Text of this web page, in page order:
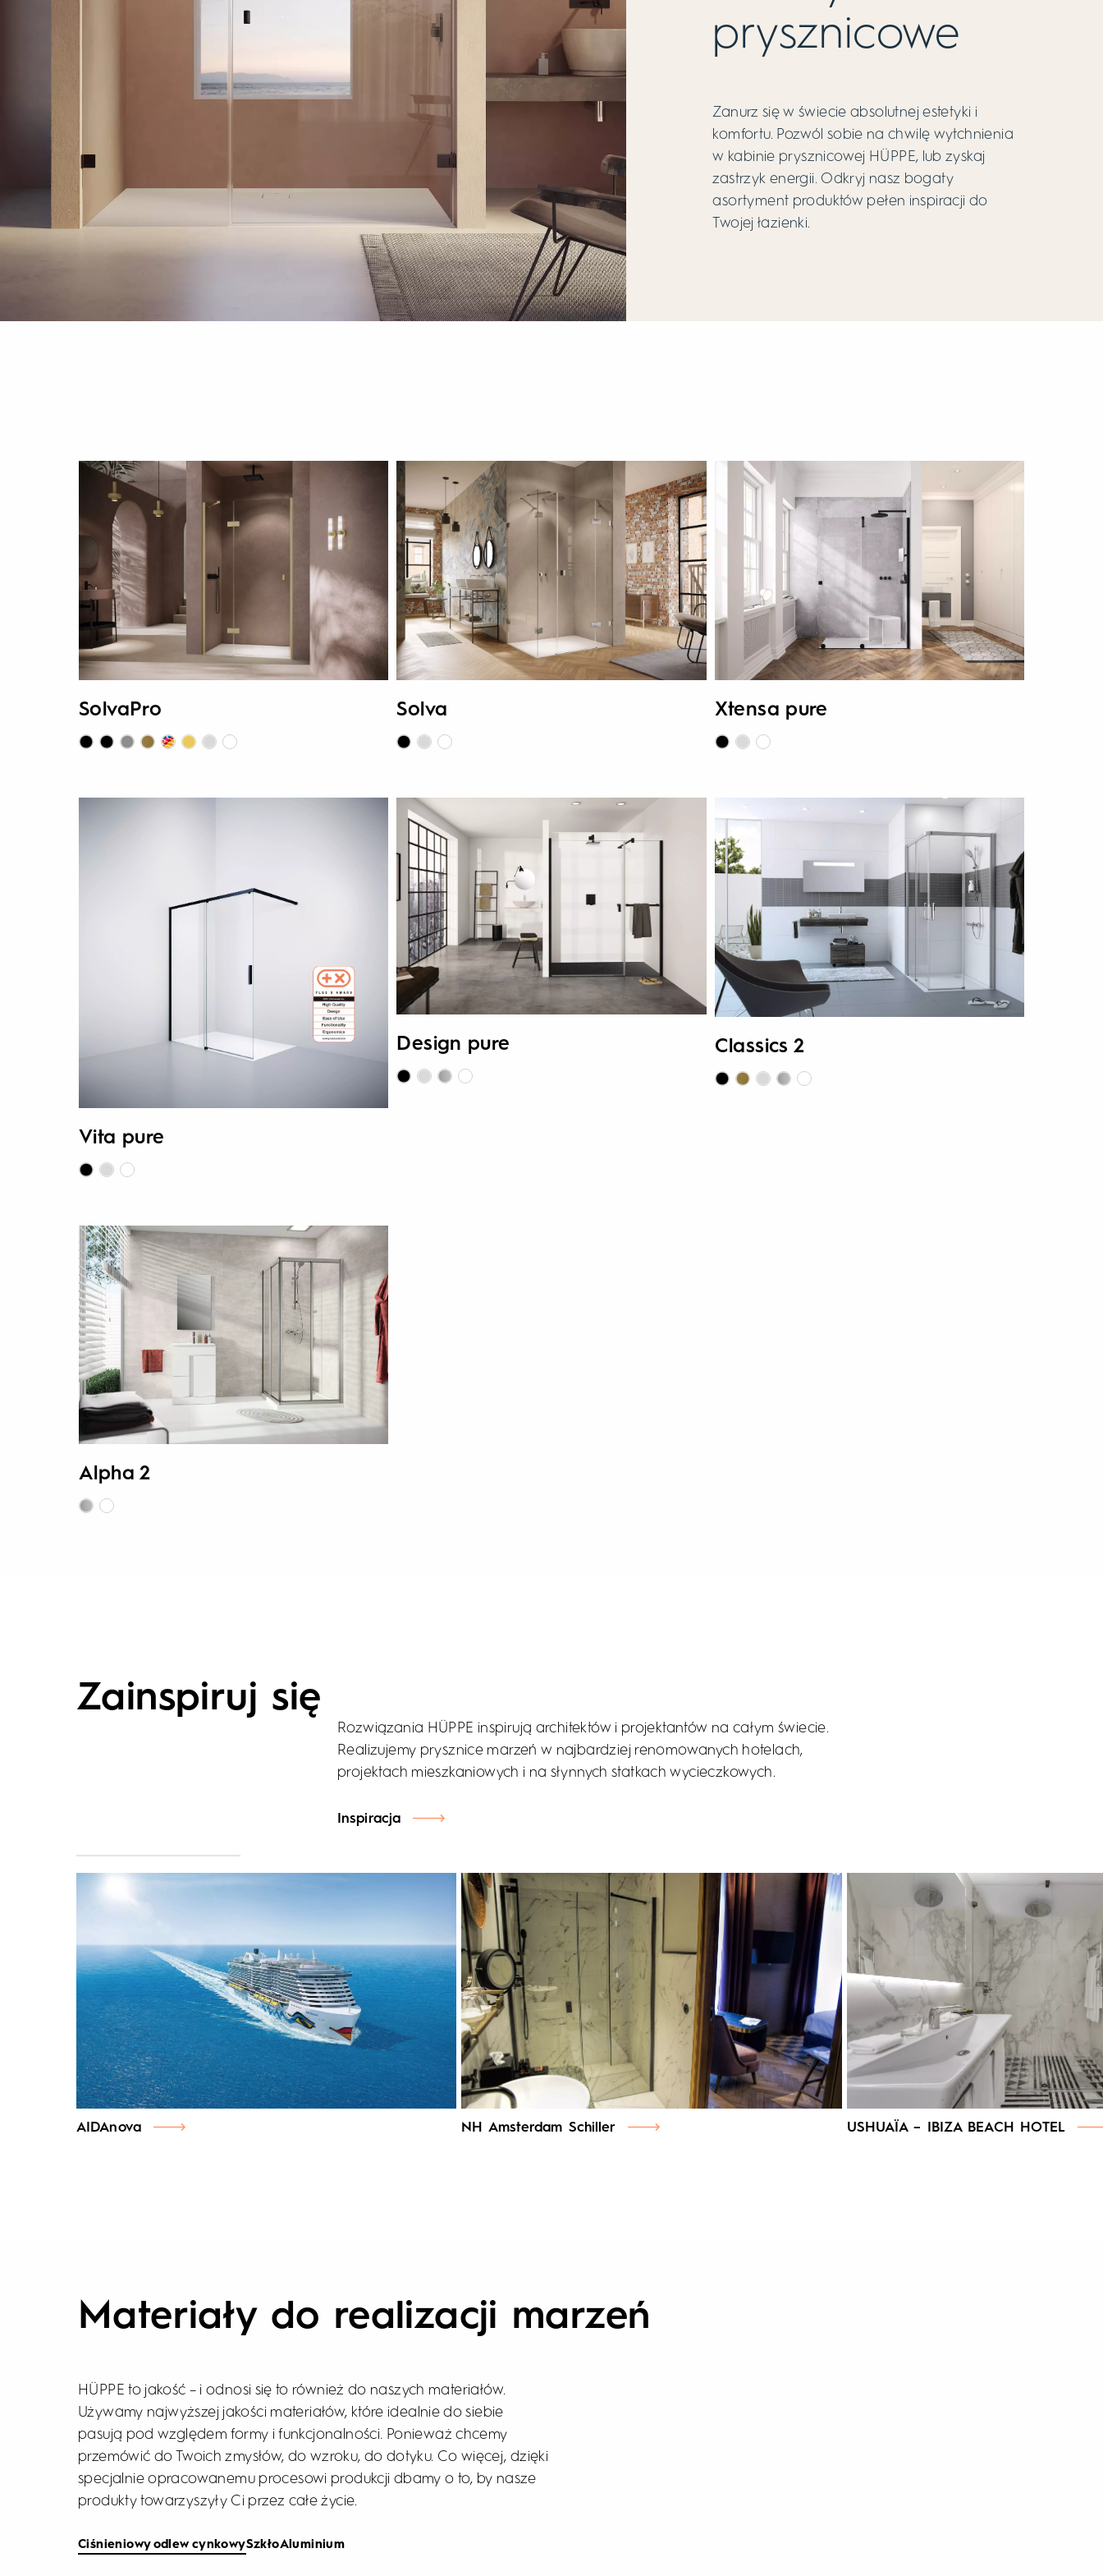
prysznicowe
Zanurz się w świecie absolutnej estetyki i
komfortu. Pozwól sobie na chwilę wytchnienia
w kabinie prysznicowej HÜPPE, lub zyskaj
zastrzyk energii. Odkryj nasz bogaty
asortyment produktów pełen inspiracji do
Twojej łazienki.
SolvaPro Solva Xtensa pure
Vita pure
Design pure Classics 2
Alpha 2
Zainspiruj się
Rozwiązania HÜPPE inspirują architektów i projektantów na całym świecie.
Realizujemy prysznice marzeń w najbardziej renomowanych hotelach,
projektach mieszkaniowych i na słynnych statkach wycieczkowych.
Inspiracja
AIDAnova NH Amsterdam Schiller USHUAÏA – IBIZA BEACH HOTEL
Materiały do realizacji marzeń
HÜPPE to jakość – i odnosi się to również do naszych materiałów.
Używamy najwyższej jakości materiałów, które idealnie do siebie
pasują pod względem formy i funkcjonalności. Ponieważ chcemy
przemówić do Twoich zmysłów, do wzroku, do dotyku. Co więcej, dzięki
specjalnie opracowanemu procesowi produkcji dbamy o to, by nasze
produkty towarzyszyły Ci przez całe życie.
Ciśnieniowy odlew cynkowySzkłoAluminium